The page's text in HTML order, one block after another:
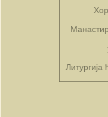
Литургија